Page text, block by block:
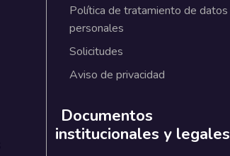
Política de tratamiento de datos
personales
Solicitudes
Aviso de privacidad
Documentos
institucionales y legales